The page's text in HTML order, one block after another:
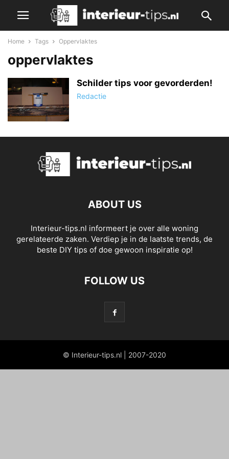
Home Tags Oppervlaktes
oppervlaktes
Schilder tips voor gevorderden!
Redactie
ABOUT US
Interieur-tips.nl informeert je over alle woning
gerelateerde zaken. Verdiep je in de laatste trends, de
beste DIY tips of doe gewoon inspiratie op!
FOLLOW US
© Interieur-tips.nl | 2007-2020